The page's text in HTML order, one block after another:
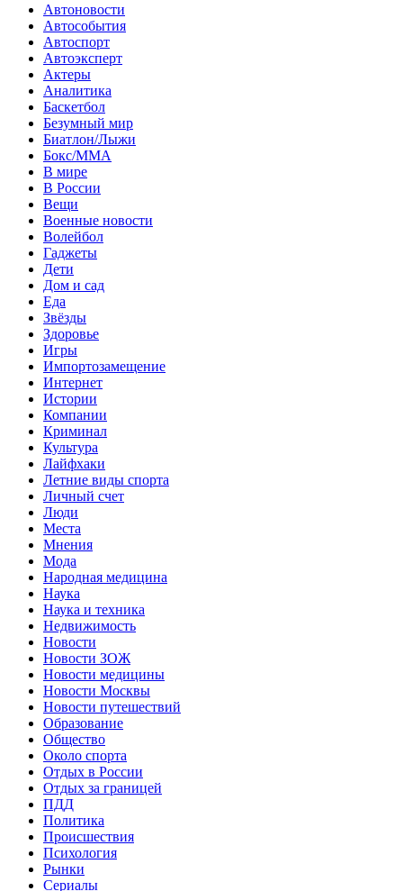
Автоновости
Автособытия
Автоспорт
Автоэксперт
Актеры
Аналитика
Баскетбол
Безумный мир
Биатлон/Лыжи
Бокс/MMA
В мире
В России
Вещи
Военные новости
Волейбол
Гаджеты
Дети
Дом и сад
Еда
Звёзды
Здоровье
Игры
Импортозамещение
Интернет
Истории
Компании
Криминал
Культура
Лайфхаки
Летние виды спорта
Личный счет
Люди
Места
Мнения
Мода
Народная медицина
Наука
Наука и техника
Недвижимость
Новости
Новости ЗОЖ
Новости медицины
Новости Москвы
Новости путешествий
Образование
Общество
Около спорта
Отдых в России
Отдых за границей
ПДД
Политика
Происшествия
Психология
Рынки
Сериалы